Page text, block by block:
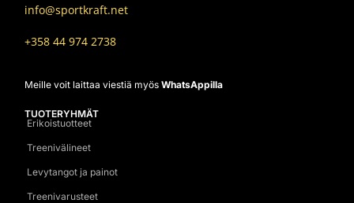
info@sportkraft.net
+358 44 974 2738
Meille voit laittaa viestiä myös WhatsAppilla
TUOTERYHMÄT
Erikoistuotteet
Treenivälineet
Levytangot ja painot
Treenivarusteet